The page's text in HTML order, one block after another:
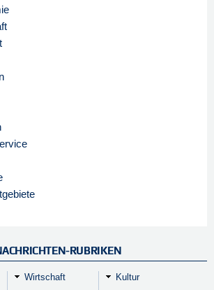
RUBRIKEN
Wirtschaft Kultur